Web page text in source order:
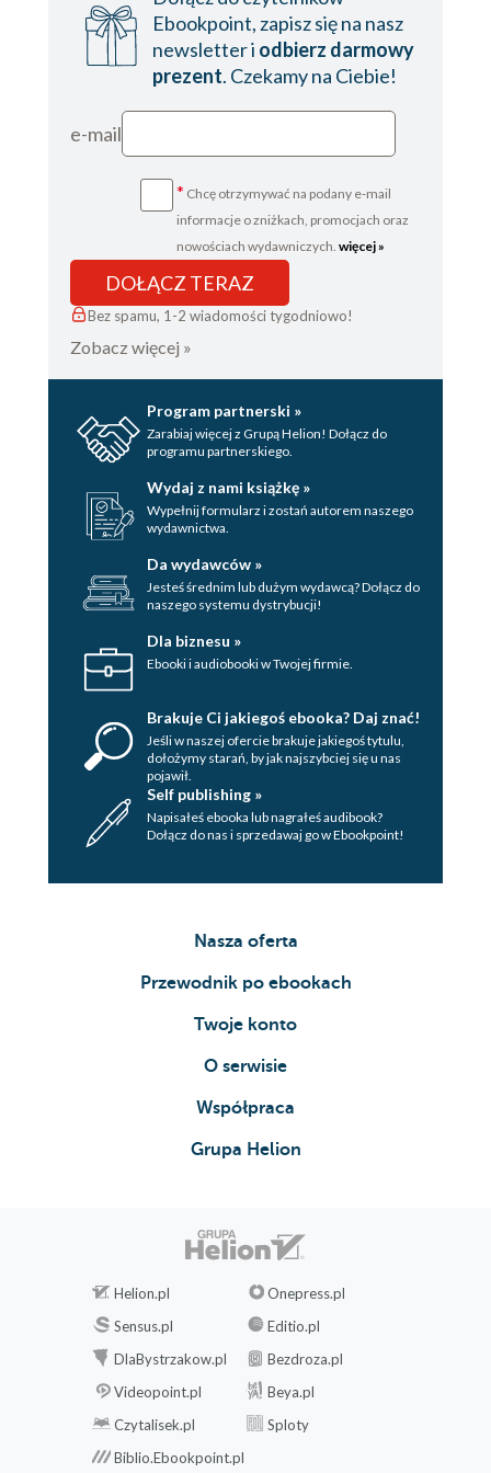
Ebookpoint, zapisz się na nasz
newsletter i odbierz darmowy
prezent. Czekamy na Ciebie!
e-mail
* Chcę otrzymywać na podany e-mail
informacje o zniżkach, promocjach oraz
nowościach wydawniczych. więcej »
DOŁĄCZ TERAZ
Bez spamu, 1-2 wiadomości tygodniowo!
Zobacz więcej »
Program partnerski »
Zarabiaj więcej z Grupą Helion! Dołącz do
programu partnerskiego.
Wydaj z nami książkę »
Wypełnij formularz i zostań autorem naszego
wydawnictwa.
Da wydawców »
Jesteś średnim lub dużym wydawcą? Dołącz do
naszego systemu dystrybucji!
Dla biznesu »
Ebooki i audiobooki w Twojej firmie.
Brakuje Ci jakiegoś ebooka? Daj znać!
Jeśli w naszej ofercie brakuje jakiegoś tytulu,
dołożymy starań, by jak najszybciej się u nas
pojawił.
Self publishing »
Napisałeś ebooka lub nagrałeś audibook?
Dołącz do nas i sprzedawaj go w Ebookpoint!
Nasza oferta
Przewodnik po ebookach
Twoje konto
O serwisie
Współpraca
Grupa Helion
Helion.pl
Onepress.pl
Sensus.pl
Editio.pl
DlaBystrzakow.pl
Bezdroza.pl
Videopoint.pl
Beya.pl
Czytalisek.pl
Sploty
Biblio.Ebookpoint.pl